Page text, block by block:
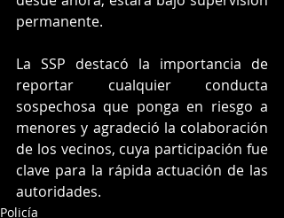
permanente.
La SSP destacó la importancia de
reportar cualquier conducta
sospechosa que ponga en riesgo a
menores y agradeció la colaboración
de los vecinos, cuya participación fue
clave para la rápida actuación de las
autoridades.
Policía